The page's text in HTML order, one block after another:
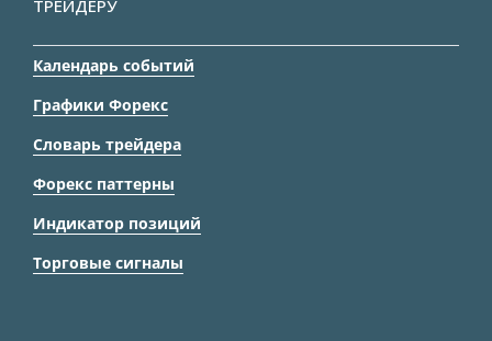
ТРЕЙДЕРУ
Календарь событий
Графики Форекс
Словарь трейдера
Форекс паттерны
Индикатор позиций
Торговые сигналы